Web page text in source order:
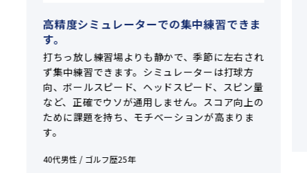
高精度シミュレーターでの集中練習できま
す。
打ちっ放し練習場よりも静かで、季節に左右され
ず集中練習できます。シミュレーターは打球方
向、ボールスピード、ヘッドスピード、スピン量
など、正確でウソが通用しません。スコア向上の
ために課題を持ち、モチベーションが高まりま
す。
40代男性 / ゴルフ歴25年